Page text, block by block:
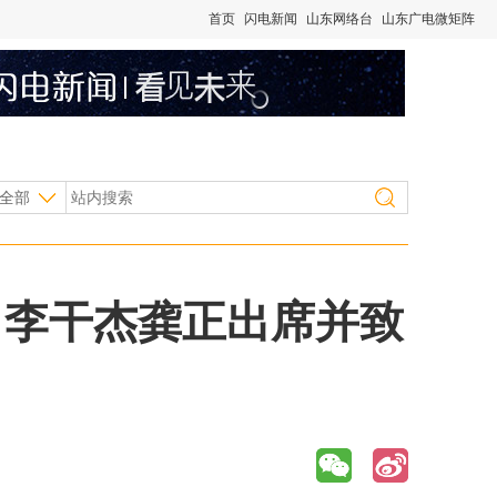
首页 闪电新闻 山东网络台 山东广电微矩阵
部
干杰龚正出席并致